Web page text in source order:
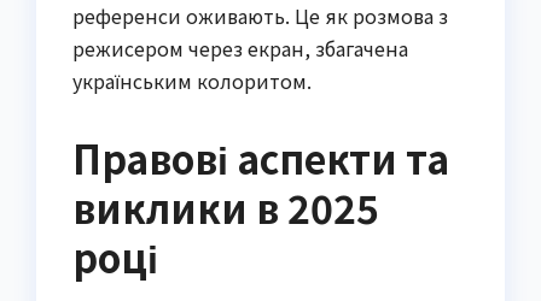
референси оживають. Це як розмова з
режисером через екран, збагачена
українським колоритом.
Правові аспекти та
виклики в 2025
році